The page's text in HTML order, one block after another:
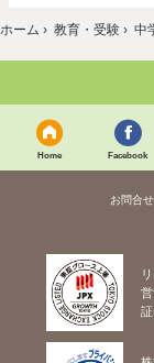
ホーム › 教育・受験 › 中
Home Facebook
お問合せ